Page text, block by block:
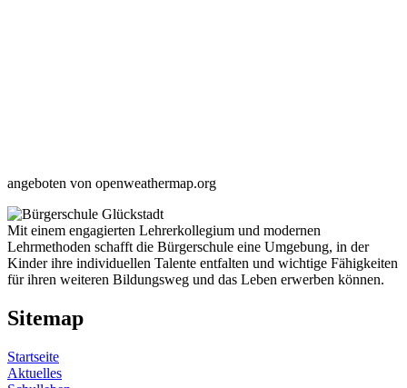
angeboten von openweathermap.org
Mit einem engagierten Lehrerkollegium und modernen
Lehrmethoden schafft die Bürgerschule eine Umgebung, in der
Kinder ihre individuellen Talente entfalten und wichtige Fähigkeiten
für ihren weiteren Bildungsweg und das Leben erwerben können.
Sitemap
Startseite
Aktuelles